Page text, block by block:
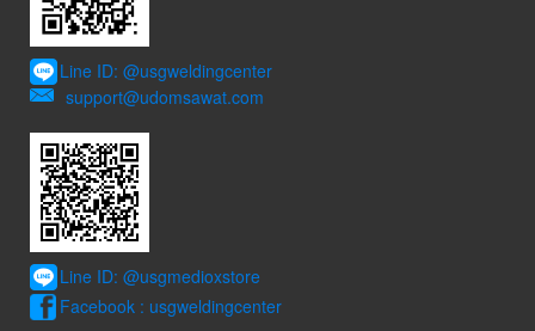
Line ID: @usgweldingcenter
support@udomsawat.com
Line ID: @usgmedioxstore
Facebook : usgweldingcenter